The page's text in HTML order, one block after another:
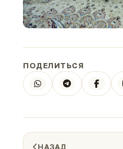
ПОДЕЛИТЬСЯ
НАЗАД